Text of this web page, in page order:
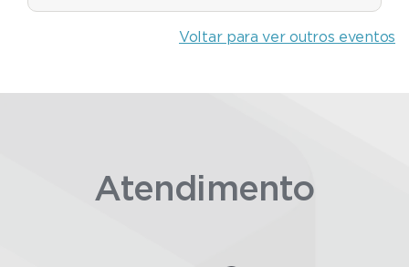
Voltar para ver outros eventos
Atendimento